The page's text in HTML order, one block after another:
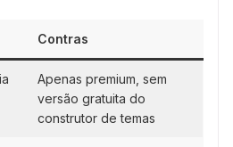
Contras
Apenas premium, sem
versão gratuita do
construtor de temas